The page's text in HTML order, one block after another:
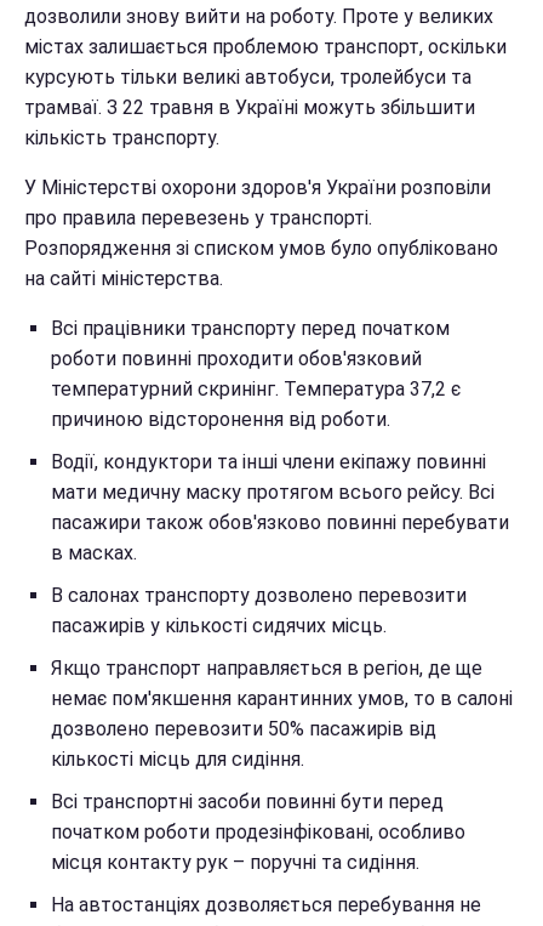
дозволили знову вийти на роботу. Проте у великих
містах залишається проблемою транспорт, оскільки
курсують тільки великі автобуси, тролейбуси та
трамваї. З 22 травня в Україні можуть збільшити
кількість транспорту.
У Міністерстві охорони здоров'я України розповіли
про правила перевезень у транспорті.
Розпорядження зі списком умов було опубліковано
на сайті міністерства.
Всі працівники транспорту перед початком
роботи повинні проходити обов'язковий
температурний скринінг. Температура 37,2 є
причиною відсторонення від роботи.
Водії, кондуктори та інші члени екіпажу повинні
мати медичну маску протягом всього рейсу. Всі
пасажири також обов'язково повинні перебувати
в масках.
В салонах транспорту дозволено перевозити
пасажирів у кількості сидячих місць.
Якщо транспорт направляється в регіон, де ще
немає пом'якшення карантинних умов, то в салоні
дозволено перевозити 50% пасажирів від
кількості місць для сидіння.
Всі транспортні засоби повинні бути перед
початком роботи продезінфіковані, особливо
місця контакту рук – поручні та сидіння.
На автостанціях дозволяється перебування не